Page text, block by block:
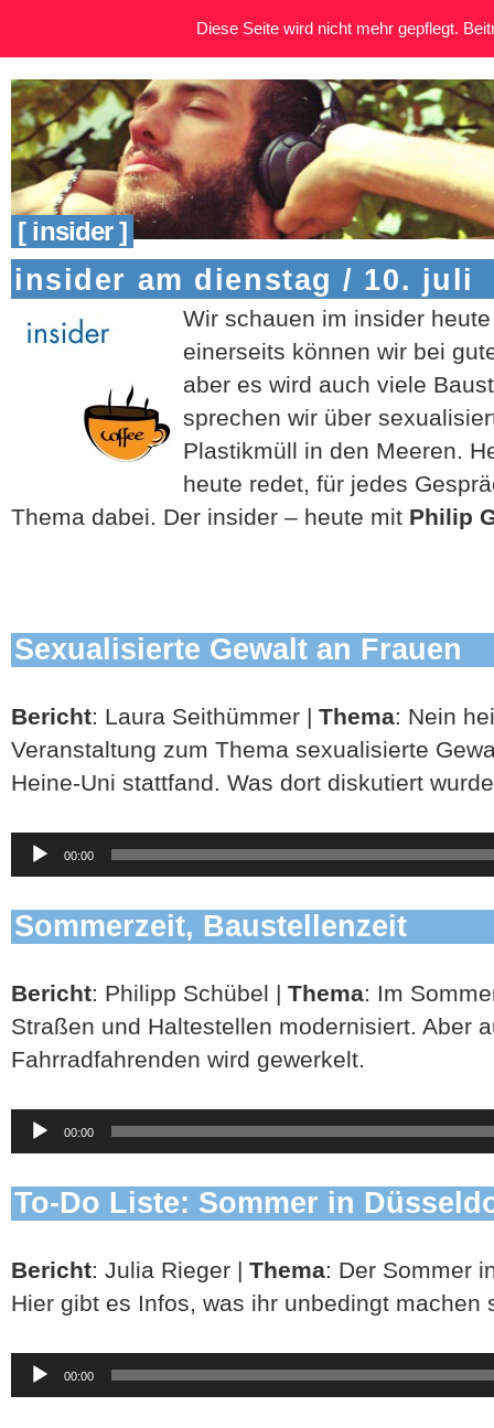
[ insider ]
insider am dienstag / 10. juli
Wir schauen im insider
einerseits können wir bei
aber es wird auch viele
sprechen wir über
Plastikmüll in den Meeren.
heute redet, für jedes
Thema dabei. Der insider – heute mit Philip
Sexualisierte Gewalt an Frauen
Bericht: Laura Seithümmer | Thema: Nein
Veranstaltung zum Thema sexualisierte
Heine-Uni stattfand. Was dort diskutiert
Audio-
Player
00:00
Sommerzeit, Baustellenzeit
Bericht: Philipp Schübel | Thema: Im
Straßen und Haltestellen modernisiert. Aber
Fahrradfahrenden wird gewerkelt.
Audio-
Player
00:00
To-Do Liste: Sommer in
Bericht: Julia Rieger | Thema: Der Sommer
Hier gibt es Infos, was ihr unbedingt machen
Audio-
Player
00:00
Diese Seite wird nicht mehr gepflegt.